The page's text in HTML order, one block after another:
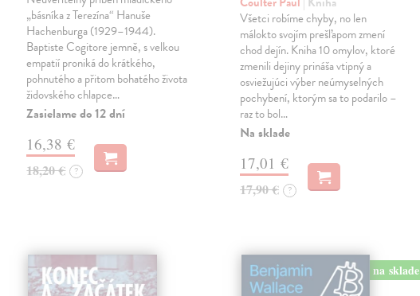
„básníka z Terezína“ Hanuše
Hachenburga (1929–1944).
Baptiste Cogitore jemně, s velkou
empatií proniká do krátkého,
pohnutého a přitom bohatého života
židovského chlapce…
Zasielame do 12 dní
16,38 €
18,20 € ?
Všetci robíme chyby, no len
málokto svojím prešľapom zmení
chod dejín. Kniha 10 omylov, ktoré
zmenili dejiny prináša vtipný a
osviežujúci výber neúmyselných
pochybení, ktorým sa to podarilo –
raz to bol…
Na sklade
17,01 €
17,90 € ?
na sklade